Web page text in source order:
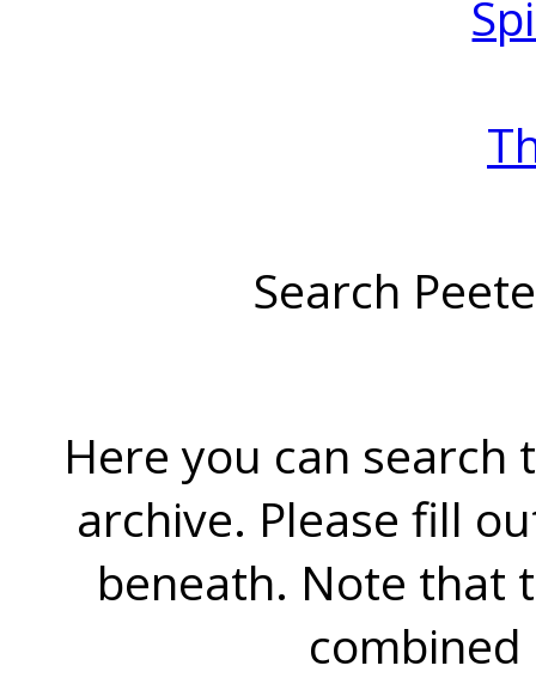
Search
Here you can search
archive. Please fill
beneath. Note that
combined